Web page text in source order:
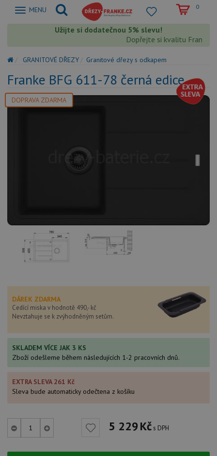
Zobrazit
MENU 0
Užijte si dodatečnou 5% slevu!
Dopřejte si kvalitu Franke s
GRANITOVÉ DŘEZY Granitové dřezy s odkapem
Franke BFG 611-78 černá edice
DOPRAVA ZDARMA
DÁREK ZDARMA
Cedící miska v hodnotě 490,- kč
Nevztahuje se k zvýhodněným setům.
SKLADEM VÍCE JAK 3 KS
Zboží odešleme během následujících 1-2 pracovních dnů.
EXTRA SLEVA 261 Kč
Sleva bude automaticky odečtena z košíku
5 229Kč s DPH